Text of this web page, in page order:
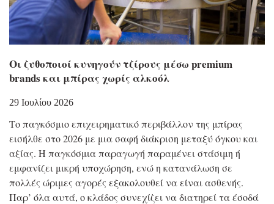
Οι ζυθοποιοί κυνηγούν τζίρους μέσω premium
brands και μπίρας χωρίς αλκοόλ
29 Ιουλίου 2026
Το παγκόσμιο επιχειρηματικό περιβάλλον της μπίρας
εισήλθε στο 2026 με μια σαφή διάκριση μεταξύ όγκου και
αξίας. Η παγκόσμια παραγωγή παραμένει στάσιμη ή
εμφανίζει μικρή υποχώρηση, ενώ η κατανάλωση σε
πολλές ώριμες αγορές εξακολουθεί να είναι ασθενής.
Παρ’ όλα αυτά, ο κλάδος συνεχίζει να διατηρεί τα έσοδά